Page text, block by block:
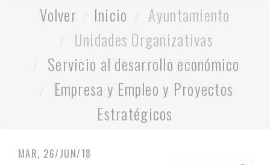
Volver Inicio
Ayuntamiento
Unidades Organizativas
Servicio al desarrollo económico
Empresa y Empleo y Proyectos
Estratégicos
MAR, 26/JUN/18